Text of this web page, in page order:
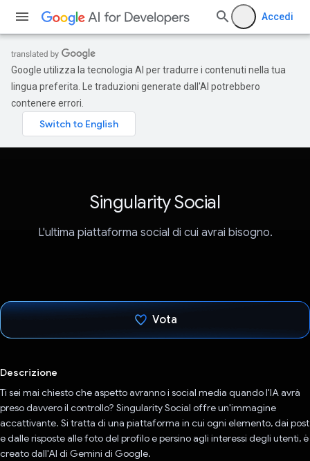
Accedi
Google utilizza la tecnologia AI per tradurre i contenuti nella tua
lingua preferita. Le traduzioni generate dall'AI potrebbero
contenere errori.
Singularity Social
L'ultima piattaforma social di cui avrai bisogno.
Vota
Descrizione
Ti sei mai chiesto che aspetto avranno i social media quando l'IA avrà
preso davvero il controllo? Singularity Social offre un'immagine
accattivante. Si tratta di una piattaforma in cui ogni elemento, dai post
e dalle risposte alle foto del profilo e persino agli interessi degli utenti, è
creato dall'AI di Gemini di Google.